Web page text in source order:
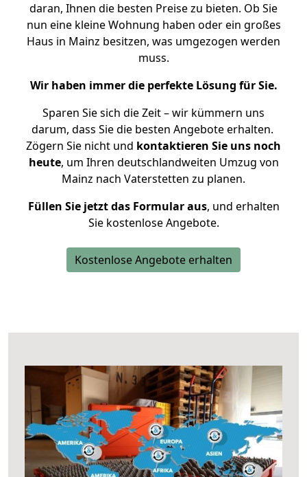
daran, Ihnen die besten Preise zu bieten. Ob Sie
nun eine kleine Wohnung haben oder ein großes
Haus in Mainz besitzen, was umgezogen werden
muss.
Wir haben immer die perfekte Lösung für Sie.
Sparen Sie sich die Zeit – wir kümmern uns
darum, dass Sie die besten Angebote erhalten.
Zögern Sie nicht und kontaktieren Sie uns noch
heute, um Ihren deutschlandweiten Umzug von
Mainz nach Vaterstetten zu planen.
Füllen Sie jetzt das Formular aus, und erhalten
Sie kostenlose Angebote.
Kostenlose Angebote erhalten